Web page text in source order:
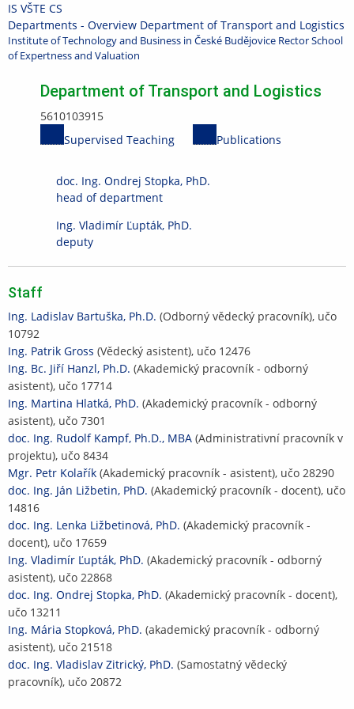
Skip
to
top
bar
Skip
to
header
Skip
to
content
Skip
to
footer
IS VŠTE CS
>
Departments - Overview >
Department of Transport and Logistics
Institute of Technology and Business in České Budějovice RectorSchool
of Expertness and Valuation
Department of Transport and Logistics
5610103915
Supervised
Teaching
Supervised Teaching Publications
Publications
doc. Ing. Ondrej Stopka, PhD.
head of department
Ing. Vladimír Ľupták, PhD.
deputy
Staff
Ing. Ladislav Bartuška, Ph.D. (Odborný vědecký pracovník), učo
10792
Ing. Patrik Gross (Vědecký asistent), učo 12476
Ing. Bc. Jiří Hanzl, Ph.D. (Akademický pracovník - odborný
asistent), učo 17714
Ing. Martina Hlatká, PhD. (Akademický pracovník - odborný
asistent), učo 7301
doc. Ing. Rudolf Kampf, Ph.D., MBA (Administrativní pracovník v
projektu), učo 8434
Mgr. Petr Kolařík (Akademický pracovník - asistent), učo 28290
doc. Ing. Ján Ližbetin, PhD. (Akademický pracovník - docent), učo
14816
doc. Ing. Lenka Ližbetinová, PhD. (Akademický pracovník -
docent), učo 17659
Ing. Vladimír Ľupták, PhD. (Akademický pracovník - odborný
asistent), učo 22868
doc. Ing. Ondrej Stopka, PhD. (Akademický pracovník - docent),
učo 13211
Ing. Mária Stopková, PhD. (akademický pracovník - odborný
asistent), učo 21518
doc. Ing. Vladislav Zitrický, PhD. (Samostatný vědecký
pracovník), učo 20872